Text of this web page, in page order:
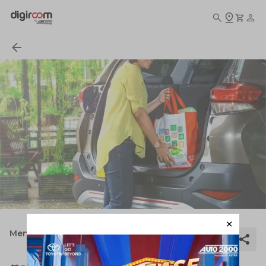
Menangani Karburator Banjir